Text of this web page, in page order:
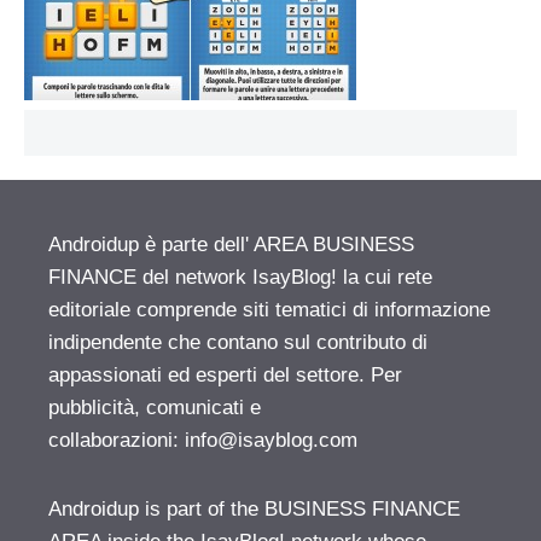
Androidup è parte dell' AREA BUSINESS
FINANCE del network IsayBlog! la cui rete
editoriale comprende siti tematici di informazione
indipendente che contano sul contributo di
appassionati ed esperti del settore. Per
pubblicità, comunicati e
collaborazioni: info@isayblog.com
Androidup is part of the BUSINESS FINANCE